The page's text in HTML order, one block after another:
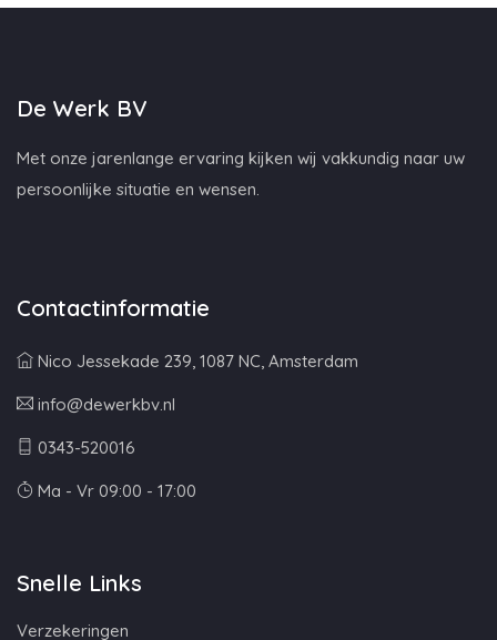
De Werk BV
Met onze jarenlange ervaring kijken wij vakkundig naar uw
persoonlijke situatie en wensen.
Contactinformatie
Nico Jessekade 239, 1087 NC, Amsterdam
info@dewerkbv.nl
0343-520016
Ma - Vr 09:00 - 17:00
Snelle Links
Verzekeringen